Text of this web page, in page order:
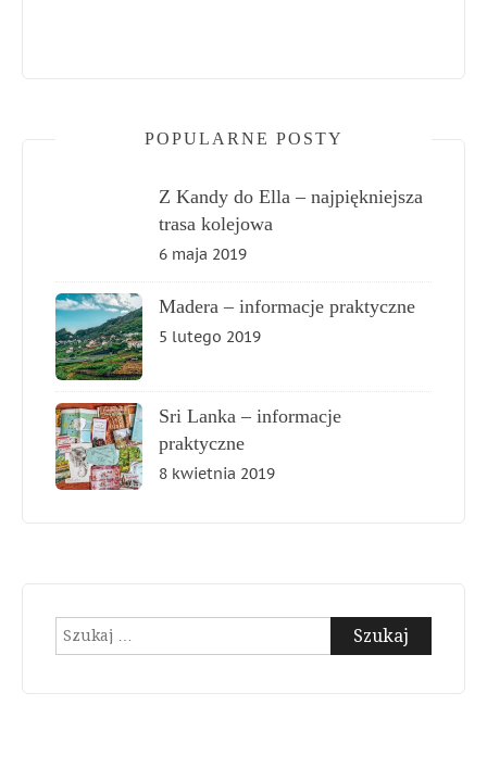
POPULARNE POSTY
Z Kandy do Ella – najpiękniejsza
trasa kolejowa
6 maja 2019
Madera – informacje praktyczne
5 lutego 2019
Sri Lanka – informacje
praktyczne
8 kwietnia 2019
Szukaj: